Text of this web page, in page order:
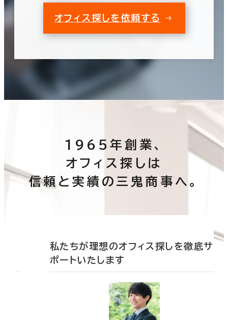
オフィス探しを依頼する
1965年創業、
オフィス探しは
信頼と実績の三鬼商事へ。
私たちが理想のオフィス探しを徹底サ
ポートいたします